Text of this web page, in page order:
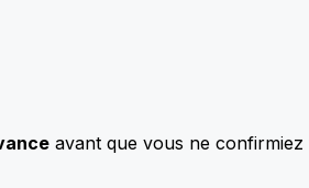
avant que vous ne